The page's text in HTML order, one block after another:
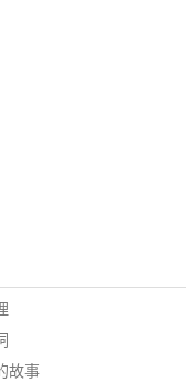
故事